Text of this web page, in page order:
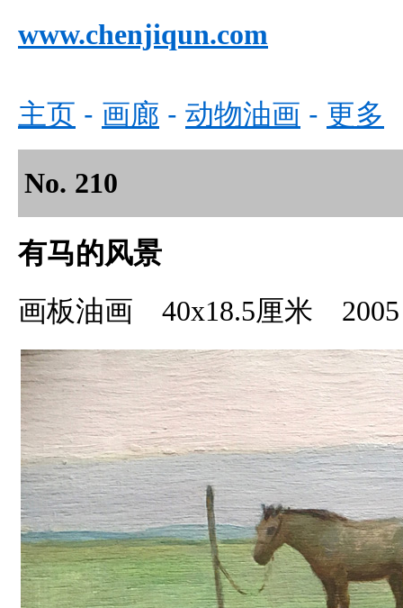
www.chenjiqun.com
主页 - 画廊 - 动物油画 - 更多
No. 210
有马的风景
画板油画 40x18.5厘米 2005